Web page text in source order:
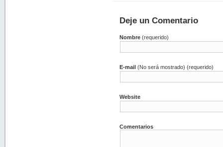
Deje un Comentario
Nombre (requerido)
E-mail (No será mostrado) (requerido)
Website
Comentarios